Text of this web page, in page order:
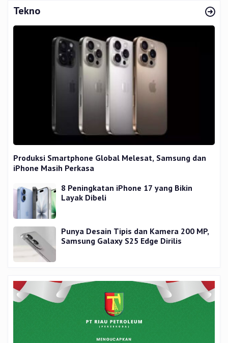
Tekno
Produksi Smartphone Global Melesat, Samsung dan
iPhone Masih Perkasa
8 Peningkatan iPhone 17 yang Bikin
Layak Dibeli
Punya Desain Tipis dan Kamera 200 MP,
Samsung Galaxy S25 Edge Dirilis